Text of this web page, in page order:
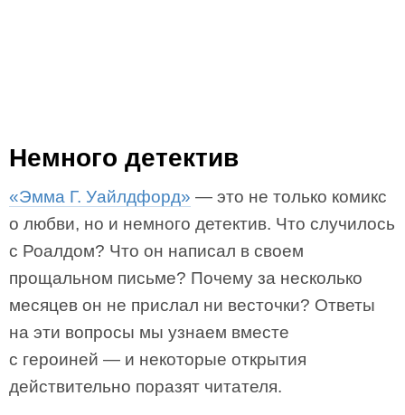
Немного детектив
«Эмма Г. Уайлдфорд» — это не только комикс
о любви, но и немного детектив. Что случилось
с Роалдом? Что он написал в своем
прощальном письме? Почему за несколько
месяцев он не прислал ни весточки? Ответы
на эти вопросы мы узнаем вместе
с героиней — и некоторые открытия
действительно поразят читателя.